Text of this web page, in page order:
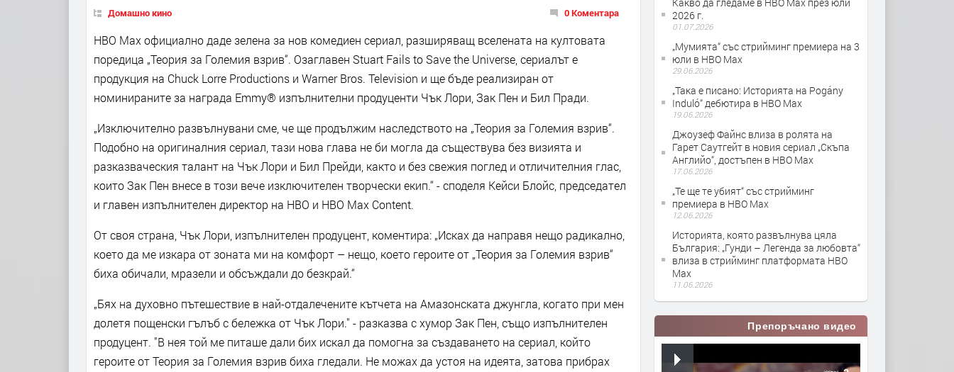
Домашно кино 0 Коментара
HBO Max официално даде зелена за нов комедиен сериал, разширяващ вселената на култовата
поредица „Теория за Големия взрив“. Озаглавен Stuart Fails to Save the Universe, сериалът е
продукция на Chuck Lorre Productions и Warner Bros. Television и ще бъде реализиран от
номинираните за награда Emmy® изпълнителни продуценти Чък Лори, Зак Пен и Бил Пради.
„Изключително развълнувани сме, че ще продължим наследството на „Теория за Големия взрив“.
Подобно на оригиналния сериал, тази нова глава не би могла да съществува без визията и
разказваческия талант на Чък Лори и Бил Прейди, както и без свежия поглед и отличителния глас,
които Зак Пен внесе в този вече изключителен творчески екип.“ - споделя Кейси Блойс, председател
и главен изпълнителен директор на HBO и HBO Max Content.
От своя страна, Чък Лори, изпълнителен продуцент, коментира: „Исках да направя нещо радикално,
което да ме изкара от зоната ми на комфорт – нещо, което героите от „Теория за Големия взрив“
биха обичали, мразели и обсъждали до безкрай.“
„Бях на духовно пътешествие в най-отдалечените кътчета на Амазонската джунгла, когато при мен
долетя пощенски гълъб с бележка от Чък Лори." - разказва с хумор Зак Пен, също изпълнителен
продуцент. "В нея той ме питаше дали бих искал да помогна за създаването на сериал, който
героите от Теория за Големия взрив биха гледали. Не можах да устоя на идеята, затова прибрах
2026 г.
01.07.2026
„Мумията“ със стрийминг премиера на 3
юли в HBO Max
29.06.2026
„Така е писано: Историята на Pogány
Induló“ дебютира в HBO Max
19.06.2026
Джоузеф Файнс влиза в ролята на
Гарет Саутгейт в новия сериал „Скъпа
Английо“, достъпен в HBO Max
17.06.2026
„Те ще те убият“ със стрийминг
премиера в HBO Max
12.06.2026
Историята, която развълнува цяла
България: „Гунди – Легенда за любовта“
влиза в стрийминг платформата HBO
Max
11.06.2026
Препоръчано видео